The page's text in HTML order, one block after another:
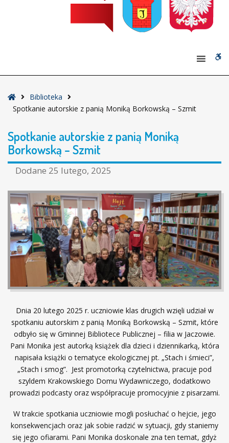
Strona
główna
Biblioteka
Spotkanie autorskie z panią Moniką Borkowską – Szmit
Spotkanie autorskie z panią Moniką
Borkowską – Szmit
Dodane 25 lutego, 2025
Dnia 20 lutego 2025 r. uczniowie klas drugich wzięli udział w
spotkaniu autorskim z panią Moniką Borkowską – Szmit, które
odbyło się w Gminnej Bibliotece Publicznej – filia w Jaczowie.
Pani Monika jest autorką książek dla dzieci i dziennikarką, która
napisała książki o tematyce ekologicznej pt. „Stach i śmieci”,
„Stach i smog”. Jest promotorką czytelnictwa, pracuje pod
szyldem Krakowskiego Domu Wydawniczego, dodatkowo
prowadzi podcasty oraz współpracuje promocyjnie z pisarzami.
W trakcie spotkania uczniowie mogli posłuchać o hejcie, jego
konsekwencjach oraz jak sobie radzić w sytuacji, gdy staniemy
się jego ofiarami. Pani Monika doskonale zna ten temat, gdyż